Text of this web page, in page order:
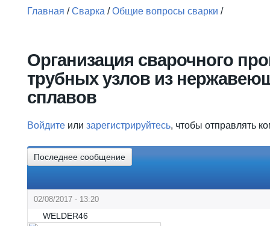
Главная /Сварка /Общие вопросы сварки /
Организация сварочного
трубных узлов из
сплавов
Войдите или зарегистрируйтесь, чтобы отправлять
Последнее сообщение
02/08/2017 - 13:20
WELDER46